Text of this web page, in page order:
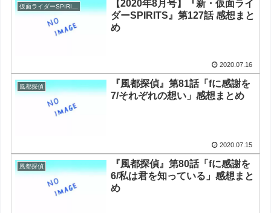
【2020年8月号】『新・仮面ライ
ダーSPIRITS』第127話 感想まと
め
2020.07.16
風都探偵
『風都探偵』第81話「fに感謝を
7/それぞれの想い」感想まとめ
2020.07.15
風都探偵
『風都探偵』第80話「fに感謝を
6/私は君を知っている」感想まと
め